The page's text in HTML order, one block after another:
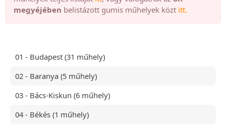
megyéjében belistázott gumis műhelyek közt itt.
01 - Budapest (31 műhely)
02 - Baranya (5 műhely)
03 - Bács-Kiskun (6 műhely)
04 - Békés (1 műhely)